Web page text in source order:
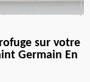
sur votre
Germain En